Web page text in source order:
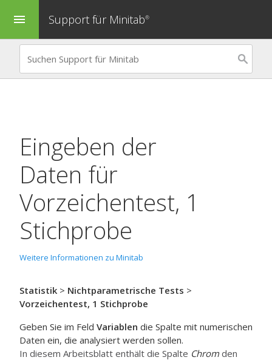
menu Support für Minitab®
Eingeben der
Daten für
Vorzeichentest, 1
Stichprobe
Weitere Informationen zu Minitab
Statistik > Nichtparametrische Tests >
Vorzeichentest, 1 Stichprobe
Geben Sie im Feld Variablen die Spalte mit numerischen
Daten ein, die analysiert werden sollen.
In diesem Arbeitsblatt enthält die Spalte Chrom den